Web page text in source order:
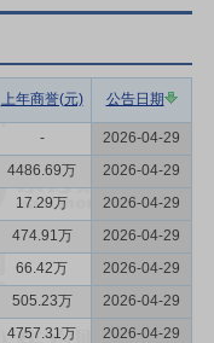
上年商誉(元) 公告日期
-
2026-04-29
4486.69万
2026-04-29
17.29万
2026-04-29
474.91万
2026-04-29
66.42万
2026-04-29
505.23万
2026-04-29
4757.31万
2026-04-29